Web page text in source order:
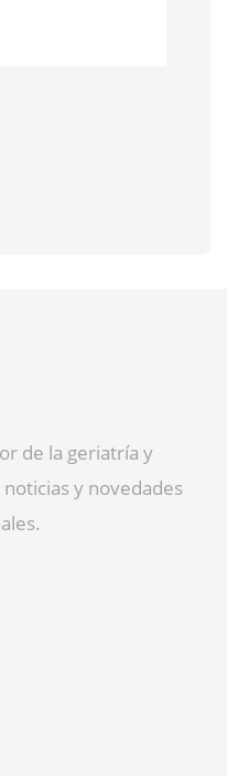
de la geriatría y
y novedades